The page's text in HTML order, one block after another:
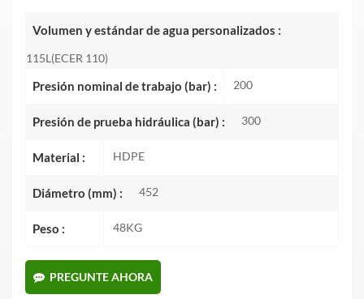
Volumen y estándar de agua personalizados :
115L(ECER 110)
Presión nominal de trabajo (bar) : 200
Presión de prueba hidráulica (bar) : 300
Material : HDPE
Diámetro (mm) : 452
Peso : 48KG
PREGUNTE AHORA